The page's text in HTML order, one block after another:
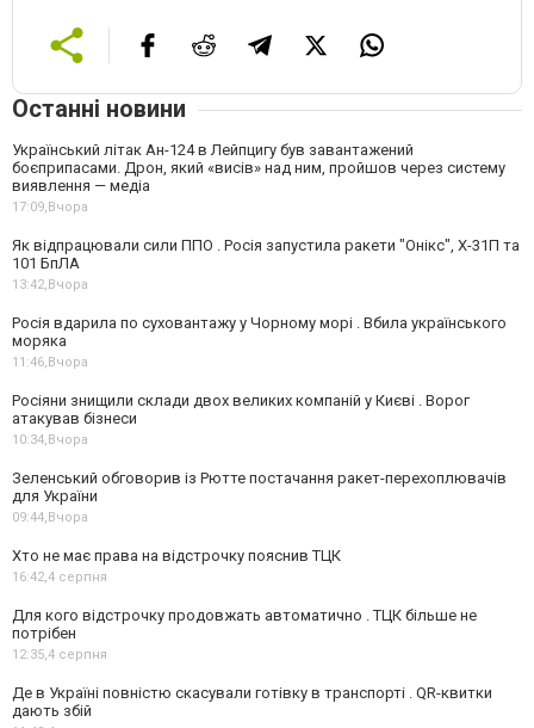
Останні новини
Український літак Ан-124 в Лейпцигу був завантажений
боєприпасами. Дрон, який «висів» над ним, пройшов через систему
виявлення — медіа
17:09,Вчора
Як відпрацювали сили ППО . Росія запустила ракети "Онікс", Х-31П та
101 БпЛА
13:42,Вчора
Росія вдарила по суховантажу у Чорному морі . Вбила українського
моряка
11:46,Вчора
Росіяни знищили склади двох великих компаній у Києві . Ворог
атакував бізнеси
10:34,Вчора
Зеленський обговорив із Рютте постачання ракет-перехоплювачів
для України
09:44,Вчора
Хто не має права на відстрочку пояснив ТЦК
16:42,4 серпня
Для кого відстрочку продовжать автоматично . ТЦК більше не
потрібен
12:35,4 серпня
Де в Україні повністю скасували готівку в транспорті . QR-квитки
дають збій